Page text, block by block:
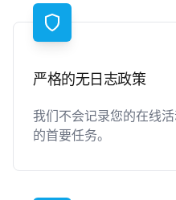
严格的无日志政策
我们不会记录您的在线
的首要任务。